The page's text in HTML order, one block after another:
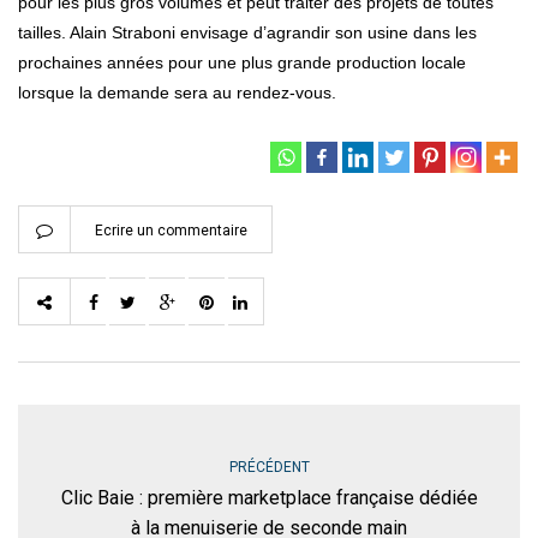
tailles. Alain Straboni envisage d’agrandir son usine dans les
prochaines années pour une plus grande production locale
lorsque la demande sera au rendez-vous.
Ecrire un commentaire
PRÉCÉDENT
Clic Baie : première marketplace française dédiée
à la menuiserie de seconde main